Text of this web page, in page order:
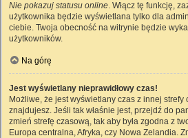
Nie pokazuj statusu online. Włącz tę funkcję,
użytkownika będzie wyświetlana tylko dla
ciebie. Twoja obecność na witrynie będzie
użytkowników.
Na górę
Jest wyświetlany nieprawidłowy czas!
Możliwe, że jest wyświetlany czas z innej strefy
znajdujesz. Jeśli tak właśnie jest, przejdź do
zmień strefę czasową, tak aby była zgodna z
Europa centralna, Afryka, czy Nowa Zelandia.